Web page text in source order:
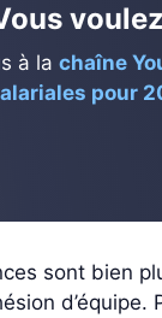
à la chaîne
pour
sont bien